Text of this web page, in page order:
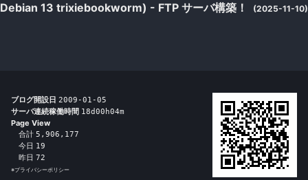
Debian 13 trixiebookworm) - FTP サーバ構築！ (2025-11-10)
ブログ開設日 2009-01-05
サーバ連続稼働時間 18d00h04m
Page View
合計 5,906,177
今日 19
昨日 72
※プライバシーポリシー